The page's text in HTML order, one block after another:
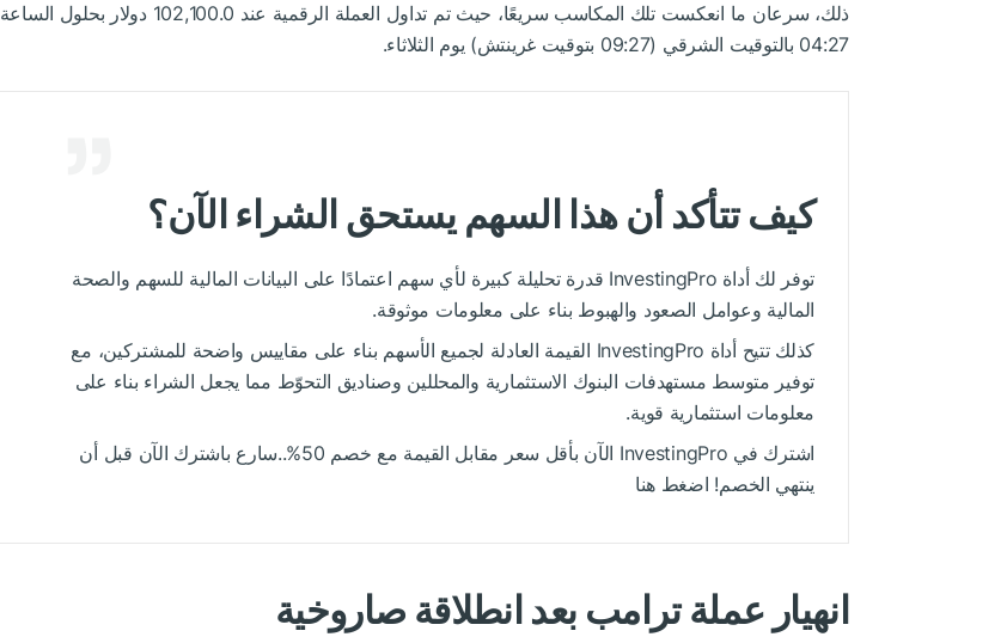
ذلك، سرعان ما انعكست تلك المكاسب سريعًا، حيث تم تداول العملة الرقمية عند 102,100.0
دولار بحلول الساعة
04:27 بالتوقيت الشرقي (09:27 بتوقيت غرينتش) يوم الثلاثاء.
كيف تتأكد أن هذا السهم يستحق الشراء الآن؟
توفر لك أداة InvestingPro قدرة تحليلة كبيرة لأي سهم اعتمادًا على البيانات المالية للسهم والصحة
المالية وعوامل الصعود والهبوط بناء على معلومات موثوقة.
كذلك تتيح أداة InvestingPro القيمة العادلة لجميع الأسهم بناء على مقاييس واضحة للمشتركين، مع
توفير متوسط مستهدفات البنوك الاستثمارية والمحللين وصناديق التحوّط مما يجعل الشراء بناء على
معلومات استثمارية قوية.
اشترك في InvestingPro الآن بأقل سعر مقابل القيمة مع خصم 50%..سارع باشترك الآن قبل أن
ينتهي الخصم! اضغط هنا
انهيار عملة ترامب بعد انطلاقة صاروخية